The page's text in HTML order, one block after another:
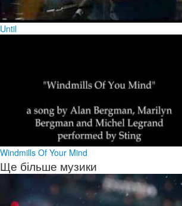
Until
Windmills Of Your Mind
Ще більше музики